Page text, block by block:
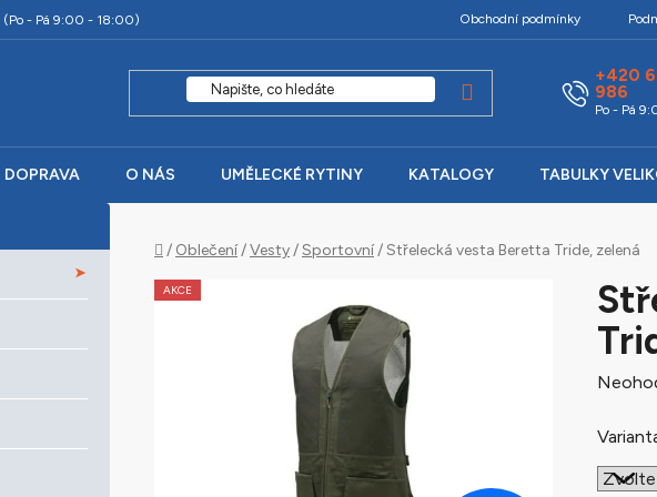
(Po - Pá 9:00 - 18:00) Obchodní podmínky
+420
986
Po - Pá
DOPRAVA O NÁS UMĚLECKÉ RYTINY KATALOGY TABULKY
Domů
/ Oblečení/Vesty/Sportovní/Střelecká vesta Beretta Tride, zelená
je
AKCE